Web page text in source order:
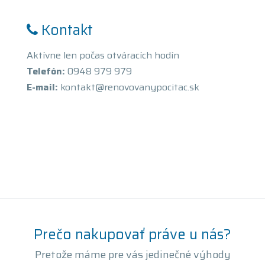
Kontakt
Aktívne len počas otváracích hodín
Telefón: 0948 979 979
E-mail: kontakt@renovovanypocitac.sk
Prečo nakupovať práve u nás?
Pretože máme pre vás jedinečné výhody